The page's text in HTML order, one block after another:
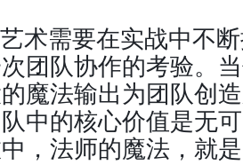
术需要在实战中不
团队协作的考验。
魔法输出为团队创
中的核心价值是无
，法师的魔法，就